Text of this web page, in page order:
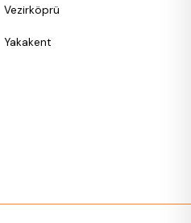
Vezirköprü
Yakakent